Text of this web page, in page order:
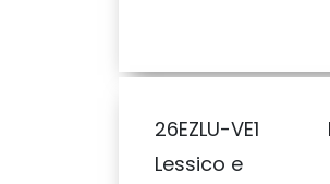
26EZLU-VE1
Lessico e